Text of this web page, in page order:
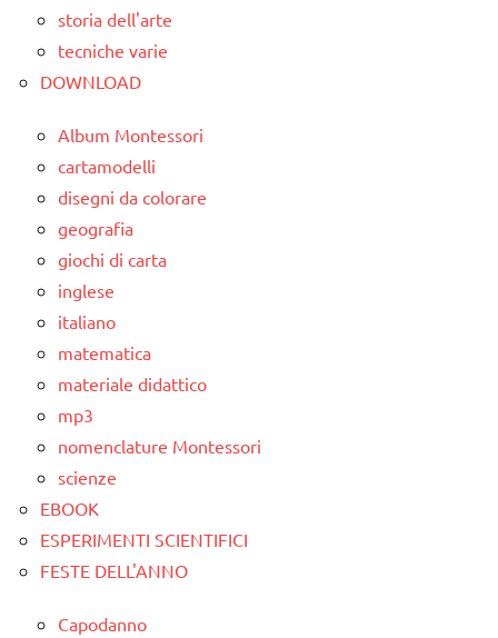
storia dell'arte
tecniche varie
DOWNLOAD
Album Montessori
cartamodelli
disegni da colorare
geografia
giochi di carta
inglese
italiano
matematica
materiale didattico
mp3
nomenclature Montessori
scienze
EBOOK
ESPERIMENTI SCIENTIFICI
FESTE DELL'ANNO
Capodanno